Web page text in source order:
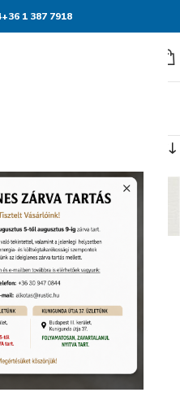
+36 1 387 7918
Roca Room Blanco 30X90
Fali csempe
(FB4W0AW011)
Termékkód:
Roca/FB4A0AW011
Rendelhető (2-3 hét)